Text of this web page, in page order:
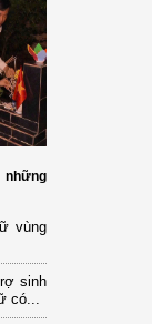
những
vùng
sinh
có...